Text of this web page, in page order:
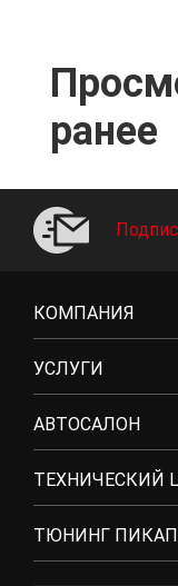
ранее
КОМПАНИЯ
УСЛУГИ
АВТОСАЛОН
ТЕХНИЧЕСКИЙ
ТЮНИНГ